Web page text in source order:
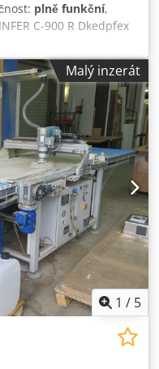
plně funkční,
C-900 R Dkedpfex
Pracovní výška: 160
Malý inzerát
1 / 5